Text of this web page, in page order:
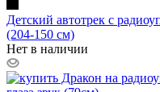
Детский автотрек с
(204-150 см)
Нет в наличии